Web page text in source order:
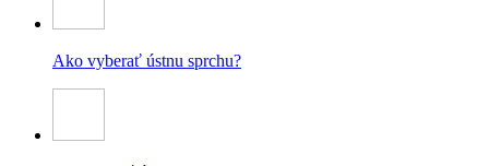
Ako vyberať ústnu sprchu?